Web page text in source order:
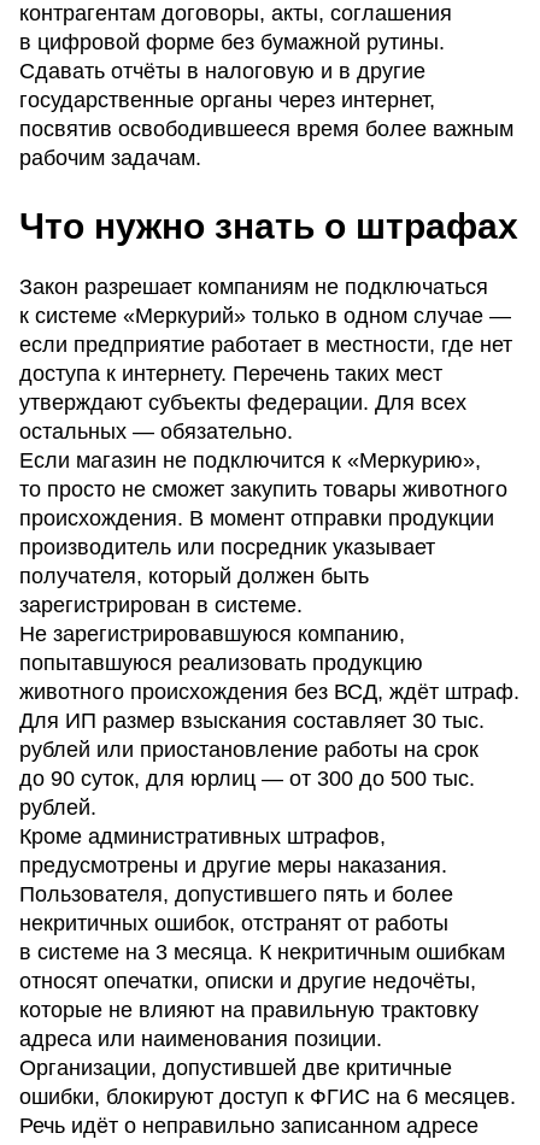
контрагентам договоры, акты, соглашения
в цифровой форме без бумажной рутины.
Сдавать отчёты в налоговую и в другие
государственные органы через интернет,
посвятив освободившееся время более важным
рабочим задачам.
Что нужно знать о штрафах
Закон разрешает компаниям не подключаться
к системе «Меркурий» только в одном случае —
если предприятие работает в местности, где нет
доступа к интернету. Перечень таких мест
утверждают субъекты федерации. Для всех
остальных — обязательно.
Если магазин не подключится к «Меркурию»,
то просто не сможет закупить товары животного
происхождения. В момент отправки продукции
производитель или посредник указывает
получателя, который должен быть
зарегистрирован в системе.
Не зарегистрировавшуюся компанию,
попытавшуюся реализовать продукцию
животного происхождения без ВСД, ждёт штраф.
Для ИП размер взыскания составляет 30 тыс.
рублей или приостановление работы на срок
до 90 суток, для юрлиц — от 300 до 500 тыс.
рублей.
Кроме административных штрафов,
предусмотрены и другие меры наказания.
Пользователя, допустившего пять и более
некритичных ошибок, отстранят от работы
в системе на 3 месяца. К некритичным ошибкам
относят опечатки, описки и другие недочёты,
которые не влияют на правильную трактовку
адреса или наименования позиции.
Организации, допустившей две критичные
ошибки, блокируют доступ к ФГИС на 6 месяцев.
Речь идёт о неправильно записанном адресе